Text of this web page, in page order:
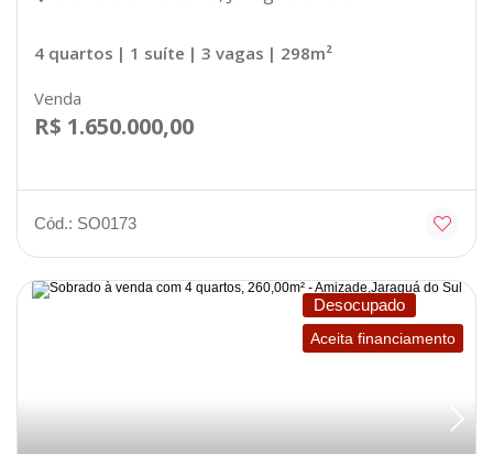
4 quartos | 1 suíte | 3 vagas | 298m²
Venda
R$ 1.650.000,00
Cód.: SO0173
Desocupado
Aceita financiamento